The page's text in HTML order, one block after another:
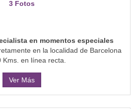
3 Fotos
en momentos especiales
en la localidad de Barcelona
Kms. en línea recta.
Ver Más